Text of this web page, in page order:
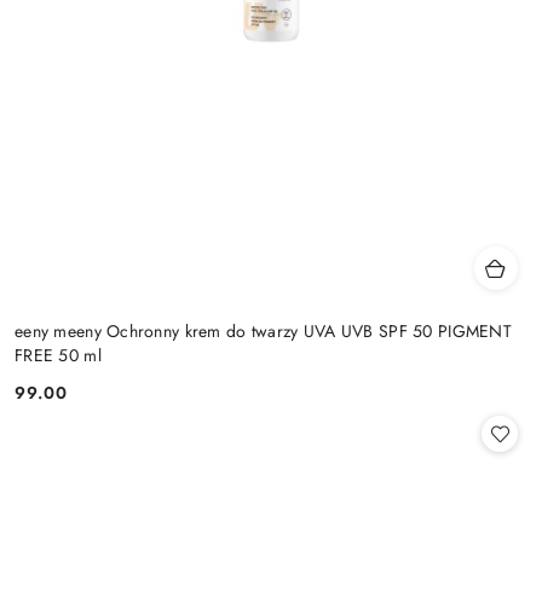
eeny meeny Ochronny krem do twarzy UVA UVB SPF 50 PIGMENT
FREE 50 ml
Cena:
99.00